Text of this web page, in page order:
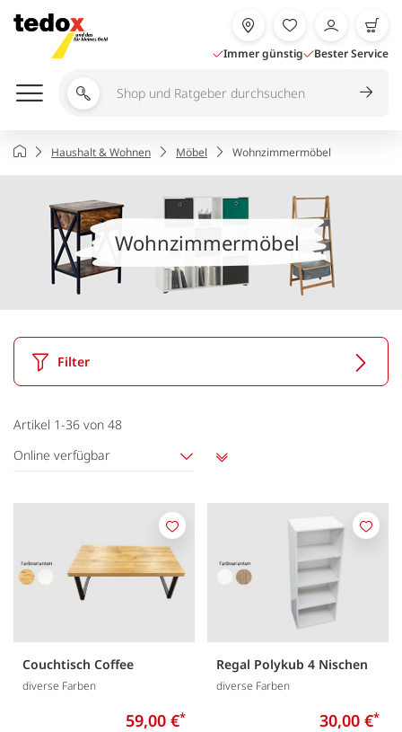
Inhalt
springen
Immer günstig Bester Service
Shop
durchsuchen
StartseiteHaushalt & Wohnen Möbel Wohnzimmermöbel
Wohnzimmermöbel
Filter
Artikel 1-36 von 48
Online verfügbar
Couchtisch Coffee
diverse Farben
59,00 €*
Merken
Regal Polykub 4 Nischen
diverse Farben
30,00 €*